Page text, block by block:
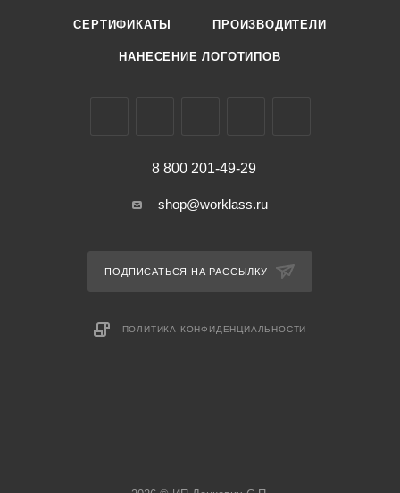
СЕРТИФИКАТЫ ПРОИЗВОДИТЕЛИ
НАНЕСЕНИЕ ЛОГОТИПОВ
8 800 201-49-29
shop@worklass.ru
ПОДПИСАТЬСЯ НА РАССЫЛКУ
ПОЛИТИКА КОНФИДЕНЦИАЛЬНОСТИ